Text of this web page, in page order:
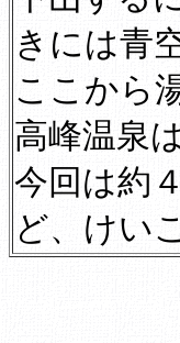
きには青
ここから
高峰温泉
今回は約
ど、けい